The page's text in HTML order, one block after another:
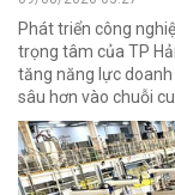
Phát triển công
trọng tâm của TP
tăng năng lực
sâu hơn vào chuỗi